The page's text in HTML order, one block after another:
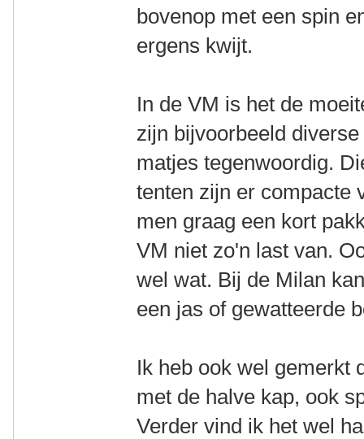
bovenop met een spin
ergens kwijt.
In de VM is het de
zijn bijvoorbeeld
matjes tegenwoordig.
tenten zijn er compacte
men graag een kort
VM niet zo'n last van.
wel wat. Bij de Milan
een jas of gewatteerde
Ik heb ook wel gemerkt
met de halve kap, ook
Verder vind ik het wel